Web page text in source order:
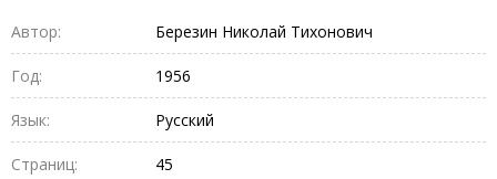
Автор: Березин Николай Тихонович
Год: 1956
Язык: Русский
Страниц: 45